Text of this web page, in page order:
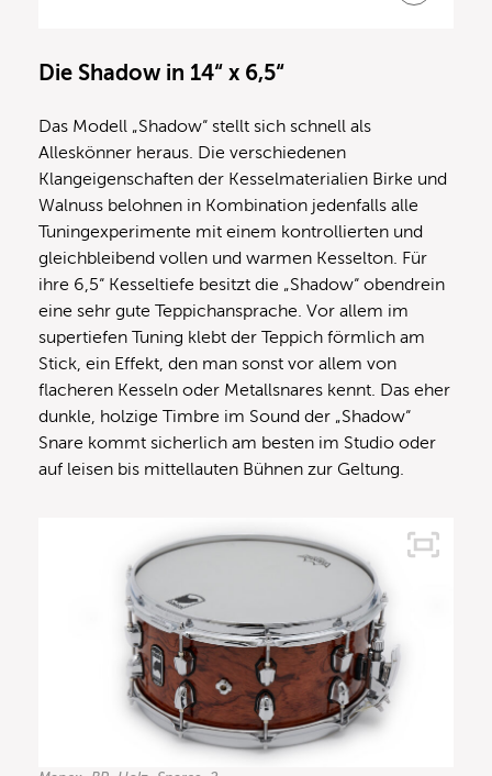
Die Shadow in 14“ x 6,5“
Das Modell „Shadow“ stellt sich schnell als
Alleskönner heraus. Die verschiedenen
Klangeigenschaften der Kesselmaterialien Birke und
Walnuss belohnen in Kombination jedenfalls alle
Tuningexperimente mit einem kontrollierten und
gleichbleibend vollen und warmen Kesselton. Für
ihre 6,5“ Kesseltiefe besitzt die „Shadow“ obendrein
eine sehr gute Teppichansprache. Vor allem im
supertiefen Tuning klebt der Teppich förmlich am
Stick, ein Effekt, den man sonst vor allem von
flacheren Kesseln oder Metallsnares kennt. Das eher
dunkle, holzige Timbre im Sound der „Shadow“
Snare kommt sicherlich am besten im Studio oder
auf leisen bis mittellauten Bühnen zur Geltung.